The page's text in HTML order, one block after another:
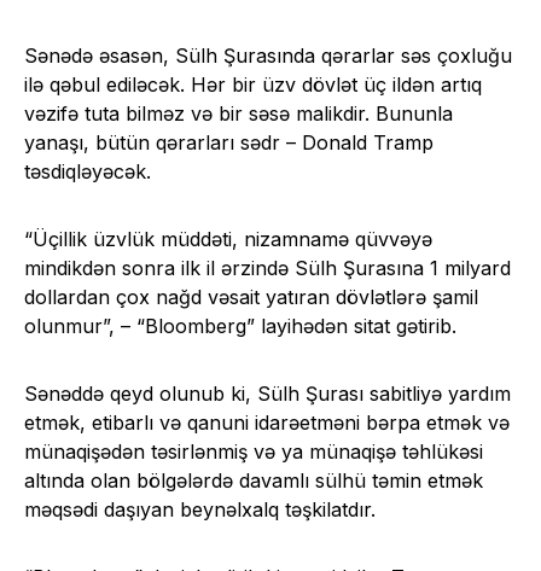
Sənədə əsasən, Sülh Şurasında qərarlar səs çoxluğu
ilə qəbul ediləcək. Hər bir üzv dövlət üç ildən artıq
vəzifə tuta bilməz və bir səsə malikdir. Bununla
yanaşı, bütün qərarları sədr – Donald Tramp
təsdiqləyəcək.
“Üçillik üzvlük müddəti, nizamnamə qüvvəyə
mindikdən sonra ilk il ərzində Sülh Şurasına 1 milyard
dollardan çox nağd vəsait yatıran dövlətlərə şamil
olunmur”, – “Bloomberg” layihədən sitat gətirib.
Sənəddə qeyd olunub ki, Sülh Şurası sabitliyə yardım
etmək, etibarlı və qanuni idarəetməni bərpa etmək və
münaqişədən təsirlənmiş və ya münaqişə təhlükəsi
altında olan bölgələrdə davamlı sülhü təmin etmək
məqsədi daşıyan beynəlxalq təşkilatdır.